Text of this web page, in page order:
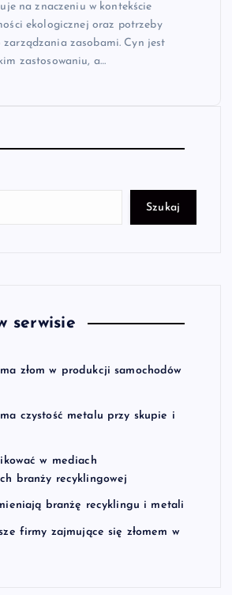
na znaczeniu w kontekście
ekologicznej oraz potrzeby
zarządzania zasobami. Cyn jest
zastosowaniu, a…
Szukaj
serwisie
złom w produkcji samochodów
czystość metalu przy skupie i
w mediach
branży recyklingowej
branżę recyklingu i metali
firmy zajmujące się złomem w